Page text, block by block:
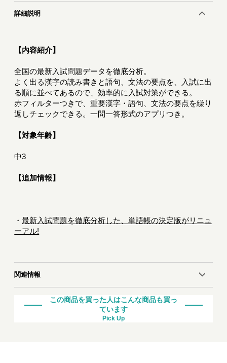
詳細説明
【内容紹介】
全国の最新入試問題データを徹底分析。
よく出る漢字の読み書きと語句、文法の要点を、入試に出
る順に並べてあるので、効率的に入試対策ができる。
赤フィルターつきで、重要漢字・語句、文法の要点を繰り
返しチェックできる。一問一答形式のアプリつき。
【対象年齢】
中3
【追加情報】
・最新入試問題を徹底分析した、単語帳の決定版がリニュ
ーアル!
関連情報
この商品を買った人はこんな商品も買っ
ています
Pick Up